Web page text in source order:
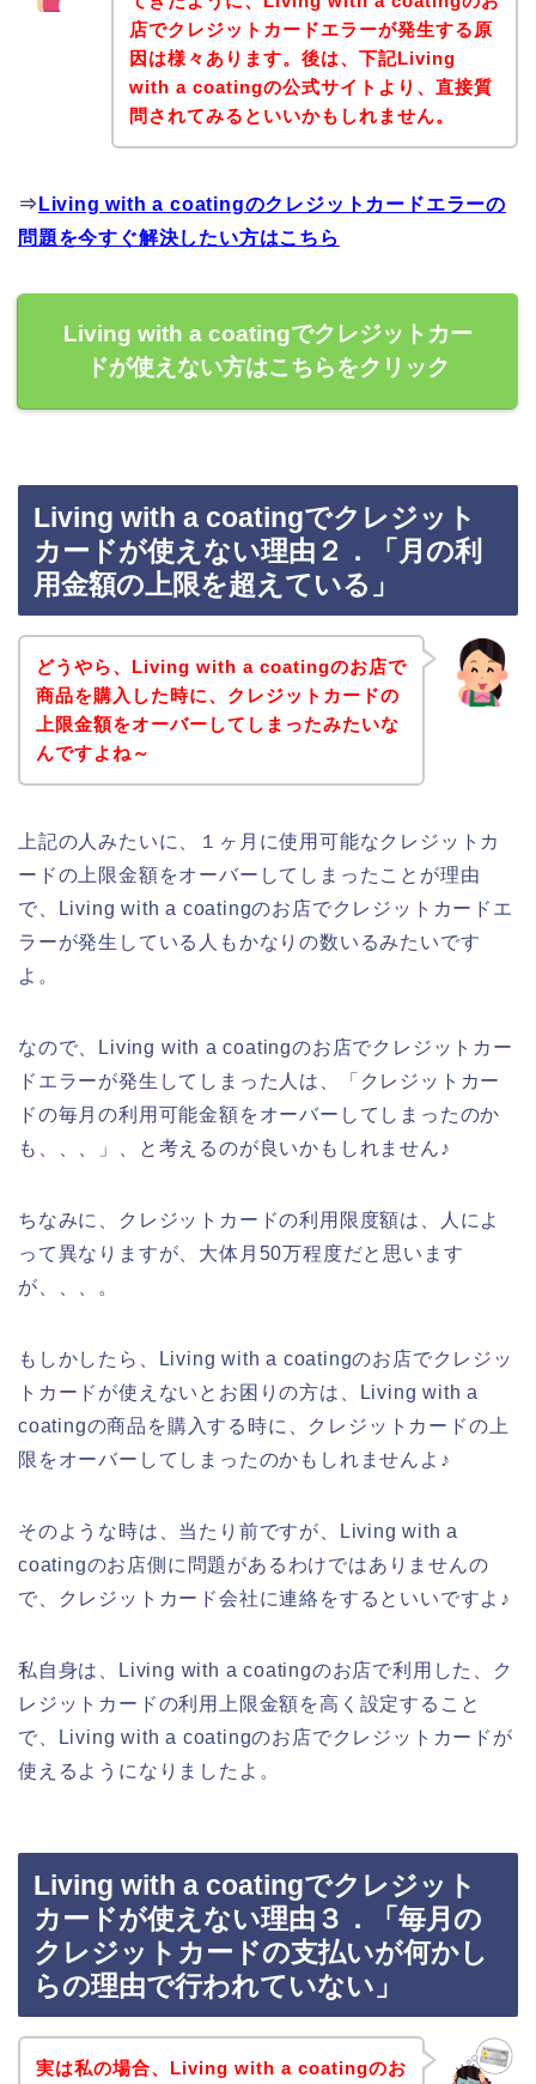
店でクレジットカードエラーが発生する原
因は様々あります。後は、下記Living
with a coatingの公式サイトより、直接質
問されてみるといいかもしれません。
⇒ Living with a coatingのクレジットカードエラーの
問題を今すぐ解決したい方はこちら
Living with a coatingでクレジットカー
ドが使えない方はこちらをクリック
Living with a coatingでクレジット
カードが使えない理由２．「月の利
用金額の上限を超えている」
どうやら、Living with a coatingのお店で
商品を購入した時に、クレジットカードの
上限金額をオーバーしてしまったみたいな
んですよね～
上記の人みたいに、１ヶ月に使用可能なクレジットカ
ードの上限金額をオーバーしてしまったことが理由
で、Living with a coatingのお店でクレジットカードエ
ラーが発生している人もかなりの数いるみたいです
よ。
なので、Living with a coatingのお店でクレジットカー
ドエラーが発生してしまった人は、「クレジットカー
ドの毎月の利用可能金額をオーバーしてしまったのか
も、、、」、と考えるのが良いかもしれません♪
ちなみに、クレジットカードの利用限度額は、人によ
って異なりますが、大体月50万程度だと思います
が、、、。
もしかしたら、Living with a coatingのお店でクレジッ
トカードが使えないとお困りの方は、Living with a
coatingの商品を購入する時に、クレジットカードの上
限をオーバーしてしまったのかもしれませんよ♪
そのような時は、当たり前ですが、Living with a
coatingのお店側に問題があるわけではありませんの
で、クレジットカード会社に連絡をするといいですよ♪
私自身は、Living with a coatingのお店で利用した、ク
レジットカードの利用上限金額を高く設定すること
で、Living with a coatingのお店でクレジットカードが
使えるようになりましたよ。
Living with a coatingでクレジット
カードが使えない理由３．「毎月の
クレジットカードの支払いが何かし
らの理由で行われていない」
実は私の場合、Living with a coatingのお